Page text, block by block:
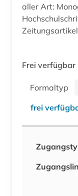
aller Art:
Frei verfügbar
Formaltyp
frei